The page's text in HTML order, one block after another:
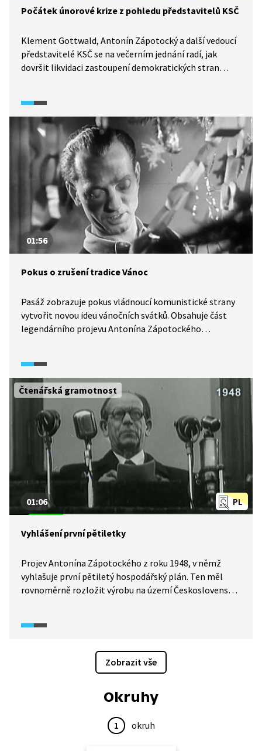
Počátek únorové krize z pohledu představitelů KSČ
Klement Gottwald, Antonín Zápotocký a další vedoucí
představitelé KSČ se na večerním jednání radí, jak
dovršit likvidaci zastoupení demokratických stran
krize 1948.
01:56
Pokus o zrušení tradice Vánoc
Pasáž zobrazuje pokus vládnoucí komunistické strany
vytvořit novou ideu vánočních svátků. Obsahuje část
legendárního projevu Antonína Zápotockého
Čtenářská gramotnost
PL
01:06
Vyhlášení první pětiletky
Projev Antonína Zápotockého z roku 1948, v němž
vyhlašuje první pětiletý hospodářský plán. Ten měl
rovnoměrně rozložit výrobu na území Československa
Zobrazit vše
Okruhy
1 okruh